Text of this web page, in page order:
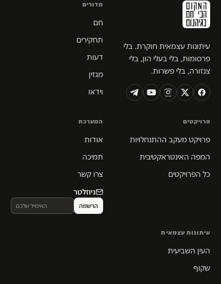
עיתונות עצמאית חוקרת. בלי
פרסומות, בלי בעלי הון, בלי
צנזורה, בלי פשרות.
מדורים
חם
תחקירים
דעות
מגזין
וידאו
פרויקטים
פרויקט מעקב ההתנחלויות
המפה האינטראקטיבית
כל הפרויקטים
המערכת
אודות
תמיכה
צרו קשר
ניוזלטר
עיתונות עצמאית
העין השביעית
שקוף